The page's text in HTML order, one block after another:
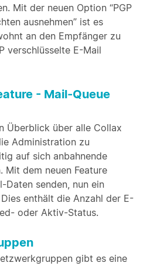
Mit der neuen Option “PGP
ausnehmen” ist es
an den Empfänger zu
verschlüsselte E-Mail
- Mail-Queue
Überblick über alle Collax
Administration zu
auf sich anbahnende
Mit dem neuen Feature
Daten senden, nun ein
Dies enthält die Anzahl der E-
oder Aktiv-Status.
gibt es eine